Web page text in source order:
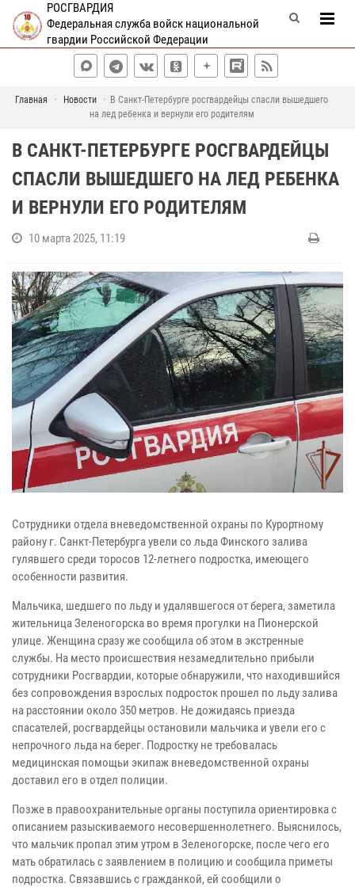
РОСГВАРДИЯ
Федеральная служба войск национальной
гвардии Российской Федерации
Главная Новости
В Санкт-Петербурге росгвардейцы спасли вышедшего
на лед ребенка и вернули его родителям
В САНКТ-ПЕТЕРБУРГЕ РОСГВАРДЕЙЦЫ
СПАСЛИ ВЫШЕДШЕГО НА ЛЕД РЕБЕНКА
И ВЕРНУЛИ ЕГО РОДИТЕЛЯМ
10 марта 2025, 11:19
Сотрудники отдела вневедомственной охраны по Курортному
району г. Санкт-Петербурга увели со льда Финского залива
гулявшего среди торосов 12-летнего подростка, имеющего
особенности развития.
Мальчика, шедшего по льду и удалявшегося от берега, заметила
жительница Зеленогорска во время прогулки на Пионерской
улице. Женщина сразу же сообщила об этом в экстренные
службы. На место происшествия незамедлительно прибыли
сотрудники Росгвардии, которые обнаружили, что находившийся
без сопровождения взрослых подросток прошел по льду залива
на расстоянии около 350 метров. Не дожидаясь приезда
спасателей, росгвардейцы остановили мальчика и увели его с
непрочного льда на берег. Подростку не требовалась
медицинская помощьи экипаж вневедомственной охраны
доставил его в отдел полиции.
Позже в правоохранительные органы поступила ориентировка с
описанием разыскиваемого несовершеннолетнего. Выяснилось,
что мальчик пропал этим утром в Зеленогорске, после чего его
мать обратилась с заявлением в полицию и сообщила приметы
подростка. Связавшись с гражданкой, ей сообщили о